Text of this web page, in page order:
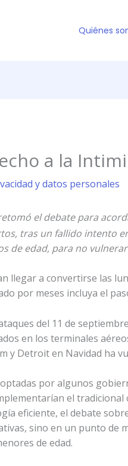
Quiénes
a la
y datos personales
el debate para
tras un fallido intento
de edad, para no
llegar a convertirse las
por meses incluya el
del 11 de
en los terminales
y Detroit en Navidad ha
por algunos
el
eficiente, el debate
sino en un punto de
de edad.